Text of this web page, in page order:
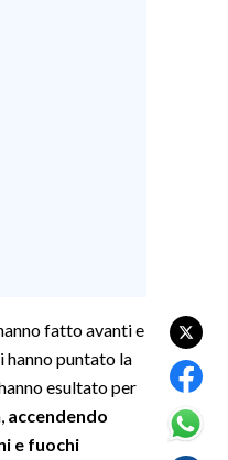
fatto avanti e
hanno puntato la
esultato per
accendendo
e fuochi